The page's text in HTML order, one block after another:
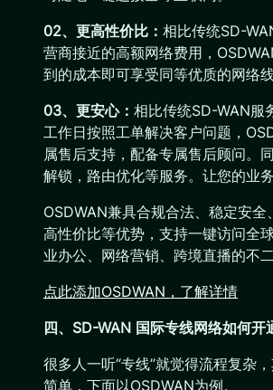
02、更高性价比： 相比传统SD-
营商接近的高额网络费用，
到的成本即可享受同等优质的网络线
03、更安心： 相比传统SD-WAN服
工作日按照工单解决客户问题，
属售后支持，配备专属售后顾问。
解锁，路由优化等服务。让您的业务
OSDWAN兼具合规合法、稳定安全
高性价比等优势，支持一键访问全
业办公、网络营销、跨境直播的不二
点此添加OSDWAN，了解详情
四、SD-WAN 国际专线网络如何开
很多人一听“专线”就觉得流程复杂
简单，下面以OSDWAN为例。